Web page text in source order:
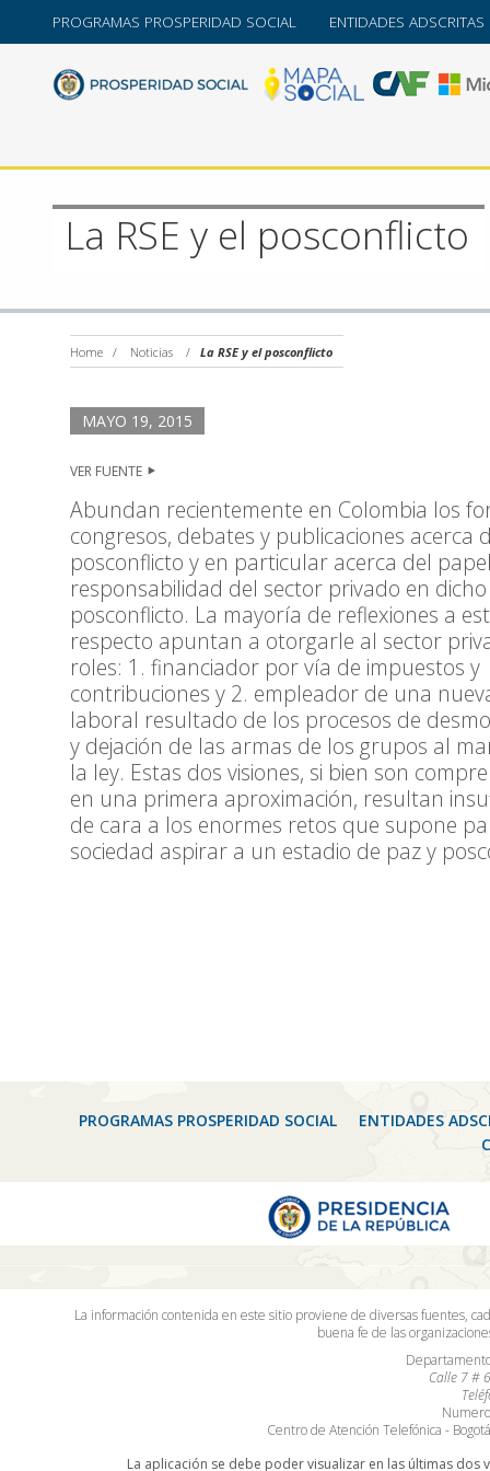
PROGRAMAS PROSPERIDAD SOCIAL ENTIDADES ADSCRITAS
La RSE y el posconflicto
Home / Noticias / La RSE y el posconflicto
MAYO 19, 2015
VER FUENTE
Abundan recientemente en Colombia los
congresos, debates y publicaciones acerca
posconflicto y en particular acerca del
responsabilidad del sector privado en dicho
posconflicto. La mayoría de reflexiones a
respecto apuntan a otorgarle al sector
roles: 1. financiador por vía de impuestos y
contribuciones y 2. empleador de una
laboral resultado de los procesos de
y dejación de las armas de los grupos al
la ley. Estas dos visiones, si bien son
en una primera aproximación, resultan
de cara a los enormes retos que supone
sociedad aspirar a un estadio de paz y
PROGRAMAS PROSPERIDAD SOCIAL
ENTIDADES
La información contenida en este sitio proviene de diversas fuentes,
buena fe de las
Calle 7 #
Centro de Atención Telefónica -
La aplicación se debe poder visualizar en las últimas